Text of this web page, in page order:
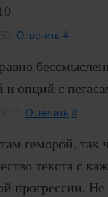
Ответить #
и опций с
Ответить #
геморой, так
текста с
прогрессии.